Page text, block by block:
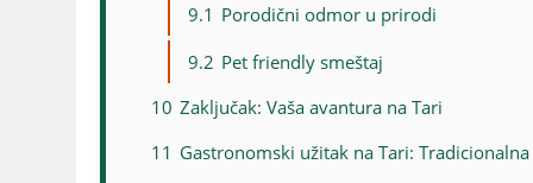
9.1 Porodični odmor u prirodi
9.2 Pet friendly smeštaj
10 Zaključak: Vaša avantura na Tari
11 Gastronomski užitak na Tari: